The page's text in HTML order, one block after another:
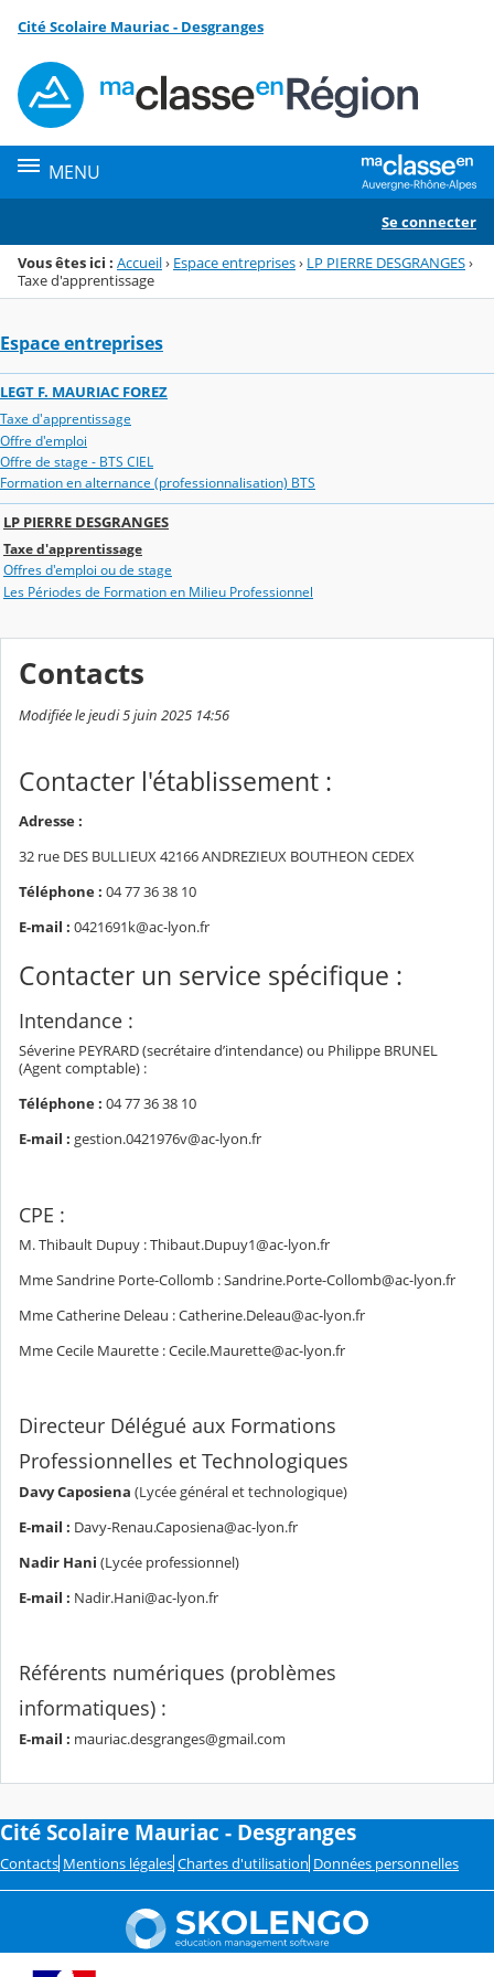
Menu de la rubrique
Contenu
Cité Scolaire Mauriac - Desgranges
MENU
Se connecter
Vous êtes ici : Accueil› Espace entreprises› LP PIERRE DESGRANGES›
Taxe d'apprentissage
Espace entreprises
LEGT F. MAURIAC FOREZ
Taxe d'apprentissage
Offre d'emploi
Offre de stage - BTS CIEL
Formation en alternance (professionnalisation) BTS
LP PIERRE DESGRANGES
Taxe d'apprentissage
Offres d'emploi ou de stage
Les Périodes de Formation en Milieu Professionnel
Contacts
Modifiée le jeudi 5 juin 2025 14:56
Contacter l'établissement :
Adresse :
32 rue DES BULLIEUX 42166 ANDREZIEUX BOUTHEON CEDEX
Téléphone : 04 77 36 38 10
E-mail : 0421691k@ac-lyon.fr
Contacter un service spécifique :
Intendance :
Séverine PEYRARD (secrétaire d’intendance) ou Philippe BRUNEL
(Agent comptable) :
Téléphone : 04 77 36 38 10
E-mail : gestion.0421976v@ac-lyon.fr
CPE :
M. Thibault Dupuy : Thibaut.Dupuy1@ac-lyon.fr
Mme Sandrine Porte-Collomb : Sandrine.Porte-Collomb@ac-lyon.fr
Mme Catherine Deleau : Catherine.Deleau@ac-lyon.fr
Mme Cecile Maurette : Cecile.Maurette@ac-lyon.fr
Directeur Délégué aux Formations
Professionnelles et Technologiques
Davy Caposiena (Lycée général et technologique)
E-mail : Davy-Renau.Caposiena@ac-lyon.fr
Nadir Hani (Lycée professionnel)
E-mail : Nadir.Hani@ac-lyon.fr
Référents numériques (problèmes
informatiques) :
E-mail : mauriac.desgranges@gmail.com
Cité Scolaire Mauriac - Desgranges
Contacts Mentions légales Chartes d'utilisation Données personnelles